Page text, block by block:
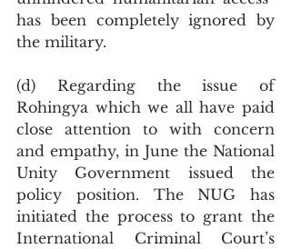
has been completely ignored by
the military.
(d) Regarding the issue of
Rohingya which we all have paid
close attention to with concern
and empathy, in June the National
Unity Government issued the
policy position. The NUG has
initiated the process to grant the
International Criminal Court’s